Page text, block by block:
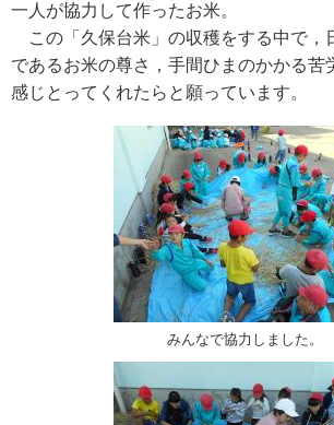
一人が協力して作ったお米。
この「久保台米」の収穫をする中で，
であるお米の尊さ，手間ひまのかかる苦
感じとってくれたらと願っています。
みんなで協力しました。